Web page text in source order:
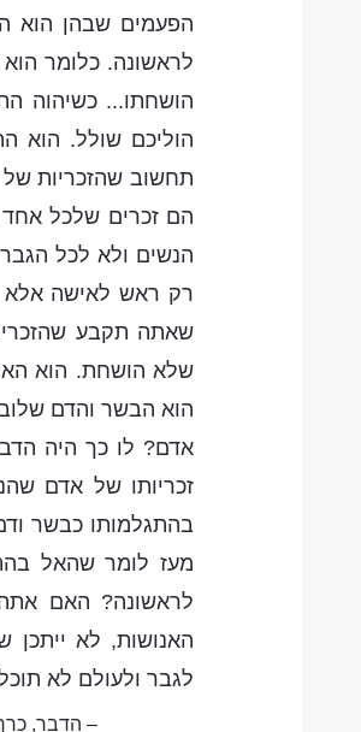
הפעמים שבהן הוא
לראשונה. כלומר
הושחתו... כשיהוה
הוליכם שולל. הוא
תחשוב שהזכריות של
הם זכרים שלכל אחד
הנשים ולא לכל
רק ראש לאישה אלא
שאתה תקבע
שלא הושחת. הוא
הוא הבשר והדם
אדם? לו כך היה
זכריותו של אדם
בהתגלמותו כבשר
מעז לומר שהאל
לראשונה? האם
האנושות, לא
לגבר ולעולם לא
– הדבר,